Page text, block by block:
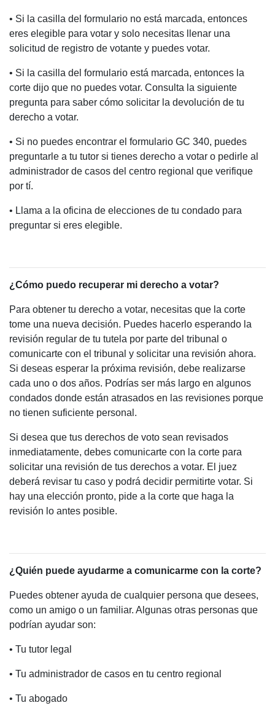
• Si la casilla del formulario no está marcada, entonces
eres elegible para votar y solo necesitas llenar una
solicitud de registro de votante y puedes votar.
• Si la casilla del formulario está marcada, entonces la
corte dijo que no puedes votar. Consulta la siguiente
pregunta para saber cómo solicitar la devolución de tu
derecho a votar.
• Si no puedes encontrar el formulario GC 340, puedes
preguntarle a tu tutor si tienes derecho a votar o pedirle al
administrador de casos del centro regional que verifique
por tí.
• Llama a la oficina de elecciones de tu condado para
preguntar si eres elegible.
¿Cómo puedo recuperar mi derecho a votar?
Para obtener tu derecho a votar, necesitas que la corte
tome una nueva decisión. Puedes hacerlo esperando la
revisión regular de tu tutela por parte del tribunal o
comunicarte con el tribunal y solicitar una revisión ahora.
Si deseas esperar la próxima revisión, debe realizarse
cada uno o dos años. Podrías ser más largo en algunos
condados donde están atrasados en las revisiones porque
no tienen suficiente personal.
Si desea que tus derechos de voto sean revisados
inmediatamente, debes comunicarte con la corte para
solicitar una revisión de tus derechos a votar. El juez
deberá revisar tu caso y podrá decidir permitirte votar. Si
hay una elección pronto, pide a la corte que haga la
revisión lo antes posible.
¿Quién puede ayudarme a comunicarme con la corte?
Puedes obtener ayuda de cualquier persona que desees,
como un amigo o un familiar. Algunas otras personas que
podrían ayudar son:
• Tu tutor legal
• Tu administrador de casos en tu centro regional
• Tu abogado